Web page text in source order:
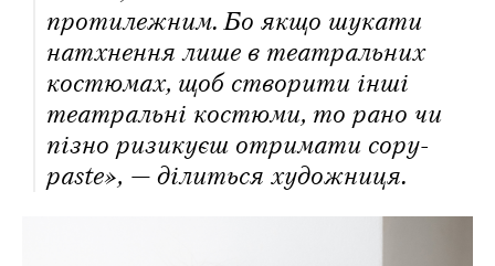
протилежним. Бо якщо шукати
натхнення лише в театральних
костюмах, щоб створити інші
театральні костюми, то рано чи
пізно ризикуєш отримати copy-
paste», — ділиться художниця.